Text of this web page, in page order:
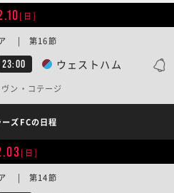
[日]
23:00 ウェストハム
ア | 第16節
ン・コテージ
ズFCの日程
[日]
ア | 第14節